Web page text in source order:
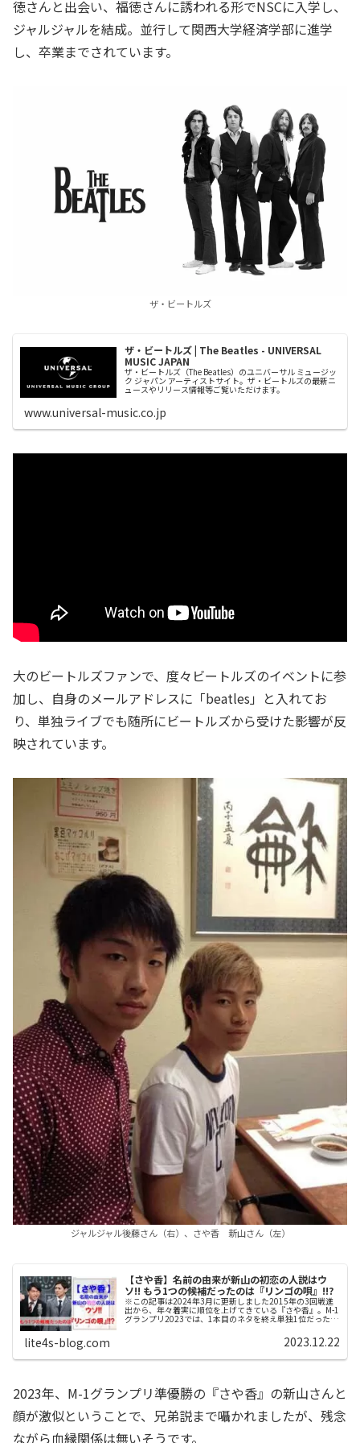
徳さんと出会い、福徳さんに誘われる形でNSCに入学し、
ジャルジャルを結成。並行して関西大学経済学部に進学
し、卒業までされています。
ザ・ビートルズ
ザ・ビートルズ | The Beatles - UNIVERSAL
MUSIC JAPAN
ザ・ビートルズ（The Beatles）のユニバーサル ミュージッ
ク ジャパン アーティストサイト。ザ・ビートルズの最新ニ
ュースやリリース情報等ご覧いただけます。
www.universal-music.co.jp
大のビートルズファンで、度々ビートルズのイベントに参
加し、自身のメールアドレスに「beatles」と入れてお
り、単独ライブでも随所にビートルズから受けた影響が反
映されています。
ジャルジャル後藤さん（右）、さや香 新山さん（左）
【さや香】名前の由来が新山の初恋の人説はウ
ソ!! もう1つの候補だったのは『リンゴの唄』!!?
※この記事は2024年3月に更新しました2015年の3回戦進
出から、年々着実に順位を上げてきている『さや香』。M-1
グランプリ2023では、1本目のネタを終え単独1位だったも
lite4s-blog.com 2023.12.22
2023年、M-1グランプリ準優勝の『さや香』の新山さんと
顔が激似ということで、兄弟説まで囁かれましたが、残念
ながら血縁関係は無いそうです。